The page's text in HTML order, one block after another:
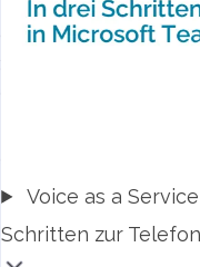
Voice as a
Schritten zur